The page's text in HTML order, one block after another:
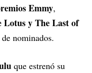
Emmy,
Lotus y The Last of
nominados.
que estrenó su